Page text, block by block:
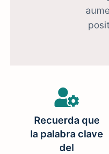
Recuerda que
la palabra clave
del